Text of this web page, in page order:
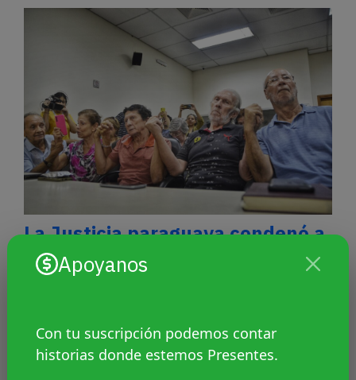
Apoyanos
Con tu suscripción podemos contar
historias donde estemos Presentes.
La Justicia paraguaya condenó a
30 años de cárcel un represor de
la dictadura estronista